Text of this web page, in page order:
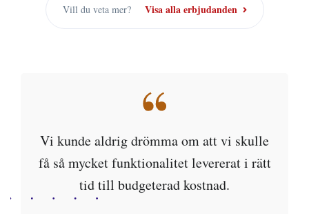
Vill du veta mer? Visa alla erbjudanden
Vi kunde aldrig drömma om att vi skulle
få så mycket funktionalitet levererat i rätt
tid till budgeterad kostnad.